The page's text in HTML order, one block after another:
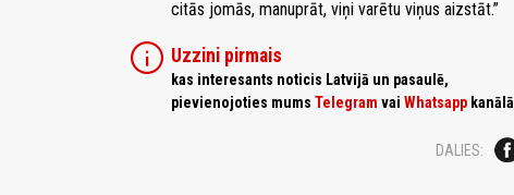
citās jomās, manuprāt, viņi varētu viņus aizstāt.”
info Uzzini pirmais
kas interesants noticis Latvijā un pasaulē,
pievienojoties mums Telegram vai Whatsapp kanālā
DALIES: